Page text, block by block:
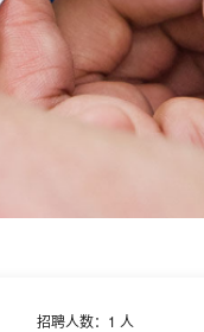
招聘人数： 1 人